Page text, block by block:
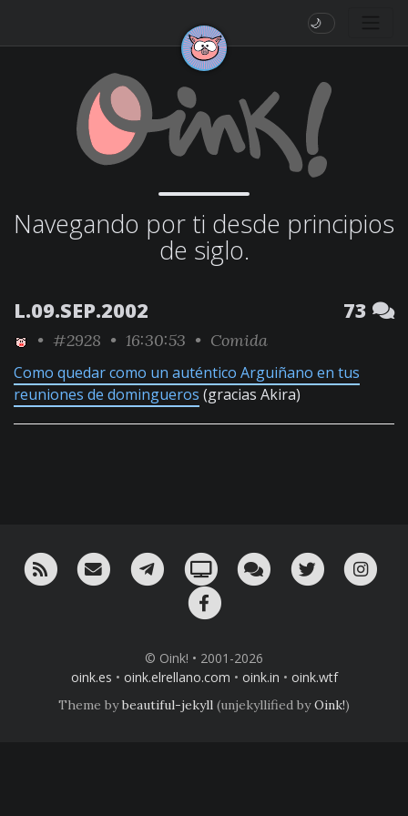
🌙
Navegando por ti desde principios
de siglo.
L.09.SEP.2002 73
• #2928 • 16:30:53 • Comida
Como quedar como un auténtico Arguiñano en tus
reuniones de domingueros (gracias Akira)
RSS ¡Mándame un email!¡Nuestro canal en Telegram!
Oink! TV Charla con nosotros
Twitter
© Oink! • 2001-2026
oink.es • oink.elrellano.com • oink.in • oink.wtf
Theme bybeautiful-jekyll (unjekyllified byOink!)